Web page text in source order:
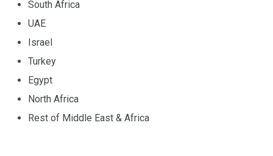
South Africa
UAE
Israel
Turkey
Egypt
North Africa
Rest of Middle East & Africa